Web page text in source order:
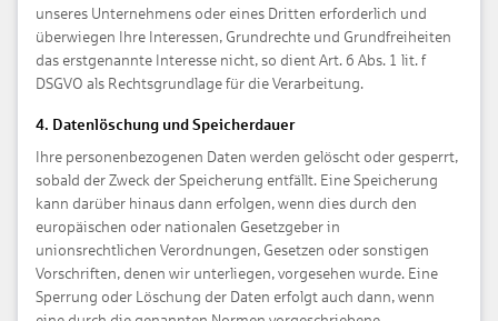
unseres Unternehmens oder eines Dritten erforderlich und
überwiegen Ihre Interessen, Grundrechte und Grundfreiheiten
das erstgenannte Interesse nicht, so dient Art. 6 Abs. 1 lit. f
DSGVO als Rechtsgrundlage für die Verarbeitung.
4. Datenlöschung und Speicherdauer
Ihre personenbezogenen Daten werden gelöscht oder gesperrt,
sobald der Zweck der Speicherung entfällt. Eine Speicherung
kann darüber hinaus dann erfolgen, wenn dies durch den
europäischen oder nationalen Gesetzgeber in
unionsrechtlichen Verordnungen, Gesetzen oder sonstigen
Vorschriften, denen wir unterliegen, vorgesehen wurde. Eine
Sperrung oder Löschung der Daten erfolgt auch dann, wenn